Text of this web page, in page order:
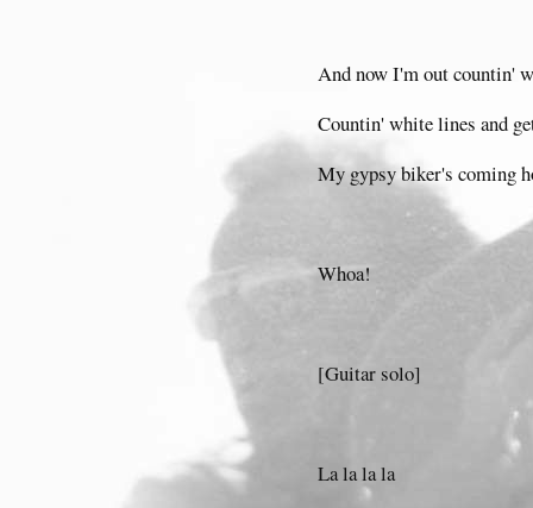
And now I'm out countin'
Countin' white lines and
My gypsy biker's coming
Whoa!
[Guitar solo]
La la la la